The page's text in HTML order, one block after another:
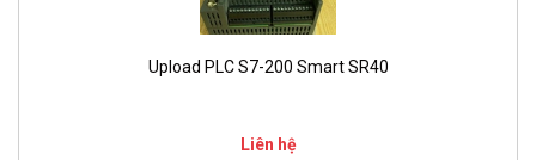
Upload PLC S7-200 Smart SR40
Liên hệ